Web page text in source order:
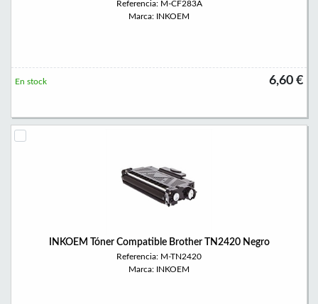
Referencia: M-CF283A
Marca: INKOEM
6,60 €
En stock
INKOEM Tóner Compatible Brother TN2420 Negro
Referencia: M-TN2420
Marca: INKOEM